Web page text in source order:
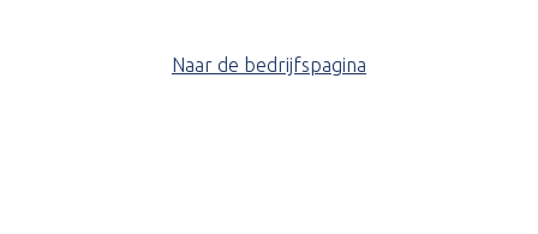
Naar de bedrijfspagina